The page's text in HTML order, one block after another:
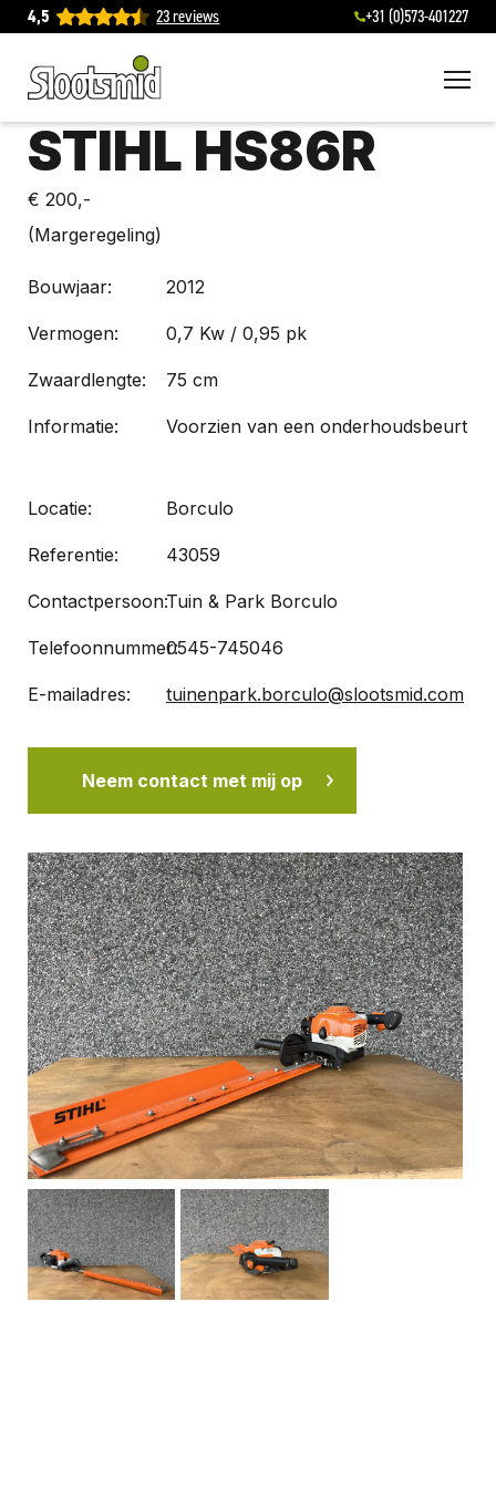
4,5 23 reviews +31 (0)573-401227
STIHL HS86R
€ 200,-
(Margeregeling)
Bouwjaar: 2012
Vermogen: 0,7 Kw / 0,95 pk
Zwaardlengte: 75 cm
Informatie: Voorzien van een onderhoudsbeurt
Locatie: Borculo
Referentie: 43059
Contactpersoon:Tuin & Park Borculo
Telefoonnummer:0545-745046
E-mailadres: tuinenpark.borculo@slootsmid.com
Neem contact met mij op